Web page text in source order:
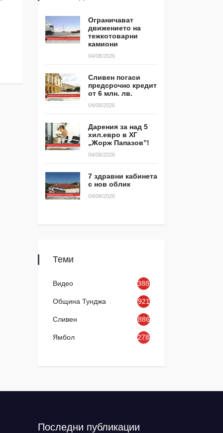
прeпълнени!
21/10/2019
Ограничават
движението на
тежкотоварни
камиони
04/08/2026
Сливен погаси
предсрочно кредит
от 6 млн. лв.
04/08/2026
Дарения за над 5
хил.евро в ХГ
„Жорж Папазов”!
04/08/2026
7 здравни кабинета
с нов облик
04/08/2026
Теми
Видео 3886
Община Тунджа 921
Сливен 886
Ямбол 2784
Последни публикации